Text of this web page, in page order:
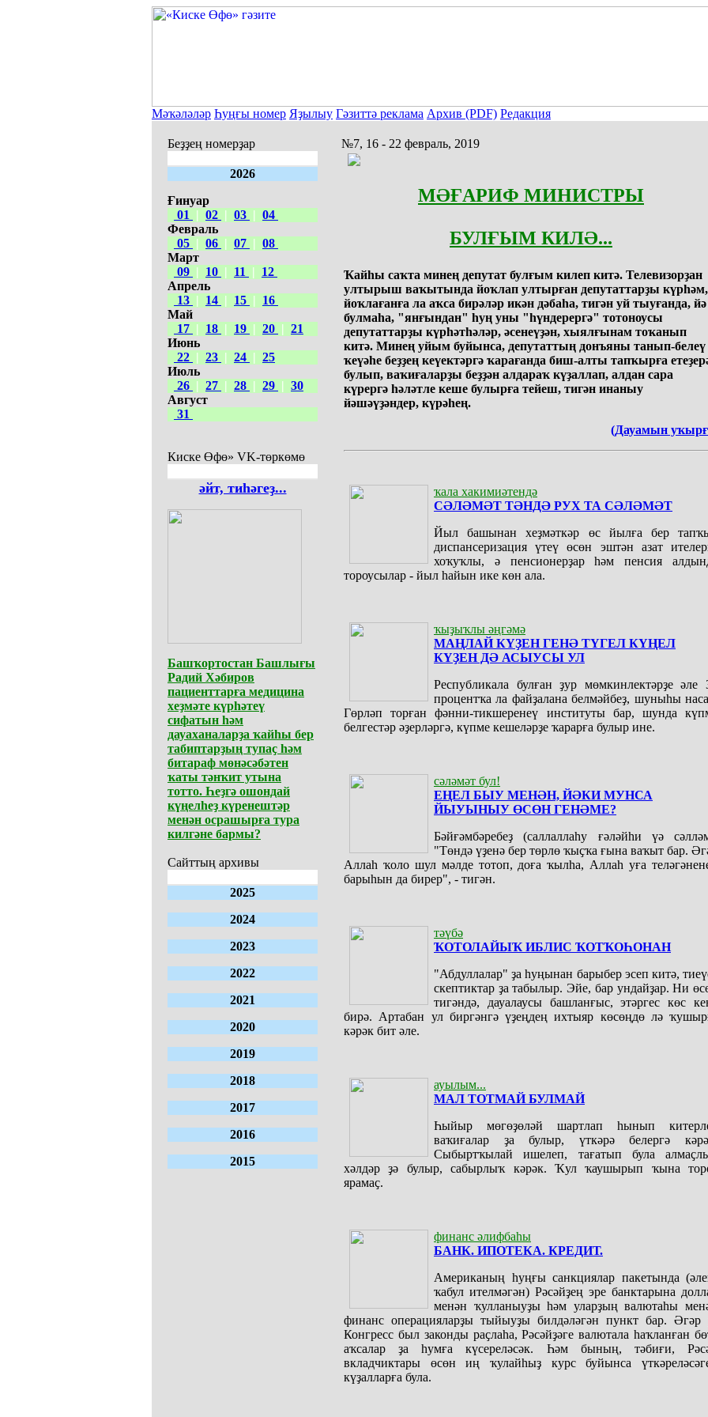
Мәҡәләләр Һуңғы номер Яҙылыу Гәзиттә реклама Архив (PDF) Редакция
Беҙҙең номерҙар
2026
Ғинуар
01
| 02 | 03 | 04
Февраль
05 | 06 | 07 | 08
Март
09 | 10 | 11 |
12
Апрель
13 | 14 | 15 |
16
Май
17 | 18 | 19 | 20 | 21
Июнь
22 | 23 | 24 | 25
Июль
26 | 27 | 28 | 29 | 30
Август
31
Киске Өфө» VK-төркөмө
әйт, тиһәгеҙ...
Башҡортостан Башлығы
Радий Хәбиров
пациенттарға медицина
хеҙмәте күрһәтеү
сифатын һәм
дауаханаларҙа ҡайһы бер
табиптарҙың тупаҫ һәм
битараф мөнәсәбәтен
ҡаты тәнҡит утына
тотто. Һеҙгә ошондай
күңелһеҙ күренештәр
менән осрашырға тура
килгәне бармы?
Сайттың архивы
2025
2024
2023
2022
2021
2020
2019
2018
2017
2016
2015
№7, 16 - 22 февраль, 2019
МӘҒАРИФ МИНИСТРЫ
БУЛҒЫМ КИЛӘ...
Ҡайһы саҡта минең депутат булғым килеп китә. Телевизорҙан
ултырыш ваҡытында йоҡлап ултырған депутаттарҙы күрһәм,
йоҡлағанға ла аҡса бирәләр икән дәбаһа, тигән уй тыуғанда, йә
булмаһа, "янғындан" һуң уны "һүндерергә" тотоноусы
депутаттарҙы күрһәтһәләр, әсенеүҙән, хыялғынам тоҡанып
китә. Минең уйым буйынса, депутаттың донъяны танып-белеү
ҡеүәһе беҙҙең кеүектәргә ҡарағанда биш-алты тапҡырға
булып, ваҡиғаларҙы беҙҙән алдараҡ күҙаллап, алдан сара
күрергә һәләтле кеше булырға тейеш, тигән инаныу
йәшәүҙәндер, күрәһең.
(Дауамын
ҡала хакимиәтендә
СӘЛӘМӘТ ТӘНДӘ РУХ ТА СӘЛӘМӘТ
Йыл башынан хеҙмәткәр өс йылға бер
диспансеризация үтеү өсөн эштән азат
хоҡуҡлы, ә пенсионерҙар һәм пенсия
тороусылар - йыл һайын ике көн ала.
ҡыҙыҡлы әңгәмә
МАҢЛАЙ КҮҘЕН ГЕНӘ ТҮГЕЛ КҮҢЕЛ
КҮҘЕН ДӘ АСЫУСЫ УЛ
Республикала булған ҙур мөмкинлектәрҙе әле
процентҡа ла файҙалана белмәйбеҙ, шуныһы
Гөрләп торған фәнни-тикшеренеү институты бар, шунда
белгестәр әҙерләргә, күпме кешеләрҙе ҡарарға булыр ине.
сәләмәт бул!
ЕҢЕЛ БЫУ МЕНӘН, ЙӘКИ МУНСА
ЙЫУЫНЫУ ӨСӨН ГЕНӘМЕ?
Бәйғәмбәребеҙ (саллаллаһу ғәләйһи үә
"Төндә үҙенә бер төрлө ҡыҫҡа ғына ваҡыт бар.
Аллаһ ҡоло шул мәлде тотоп, доға ҡылһа, Аллаһ уға
барыһын да бирер", - тигән.
тәүбә
ҠОТОЛАЙЫҠ ИБЛИС ҠОТҠОҺОНАН
"Абдуллалар" ҙа һуңынан барыбер эсеп китә,
скептиктар ҙа табылыр. Эйе, бар ундайҙар. Ни
тигәндә, дауалаусы башланғыс, этәргес көс
бирә. Артабан ул биргәнгә үҙеңдең ихтыяр көсөңдө лә
кәрәк бит әле.
ауылым...
МАЛ ТОТМАЙ БУЛМАЙ
Һыйыр мөгөҙөләй шартлап һынып
ваҡиғалар ҙа булыр, үткәрә белергә
Сыбыртҡылай ишелеп, тағатып була
хәлдәр ҙә булыр, сабырлыҡ кәрәк. Ҡул ҡаушырып ҡына
ярамаҫ.
финанс әлифбаһы
БАНК. ИПОТЕКА. КРЕДИТ.
Американың һуңғы санкциялар пакетында
ҡабул ителмәгән) Рәсәйҙең эре банктарына
менән ҡулланыуҙы һәм уларҙың валютаһы
финанс операцияларҙы тыйыуҙы билдәләгән пункт бар. Әгәр
Конгресс был законды раҫлаһа, Рәсәйҙәге валютала һаҡланған
аҡсалар ҙа һумға күсереләсәк. Һәм бының, тәбиғи,
вкладчиктары өсөн иң ҡулайһыҙ курс буйынса
күҙалларға була.